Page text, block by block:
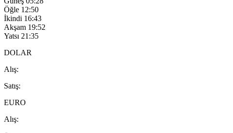
Öğle 12:50
İkindi 16:43
Akşam 19:52
Yatsı 21:35
DOLAR
Alış:
Satış:
EURO
Alış: